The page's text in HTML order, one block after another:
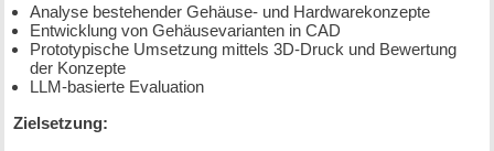
Analyse bestehender Gehäuse- und Hardwarekonzepte
Entwicklung von Gehäusevarianten in CAD
Prototypische Umsetzung mittels 3D-Druck und Bewertung
der Konzepte
LLM-basierte Evaluation
Zielsetzung: